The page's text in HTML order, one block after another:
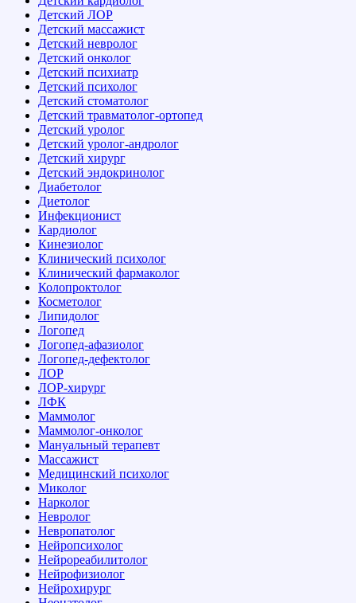
Детский ЛОР
Детский массажист
Детский невролог
Детский онколог
Детский психиатр
Детский психолог
Детский стоматолог
Детский травматолог-ортопед
Детский уролог
Детский уролог-андролог
Детский хирург
Детский эндокринолог
Диабетолог
Диетолог
Инфекционист
Кардиолог
Кинезиолог
Клинический психолог
Клинический фармаколог
Колопроктолог
Косметолог
Липидолог
Логопед
Логопед-афазиолог
Логопед-дефектолог
ЛОР
ЛОР-хирург
ЛФК
Маммолог
Маммолог-онколог
Мануальный терапевт
Массажист
Медицинский психолог
Миколог
Нарколог
Невролог
Невропатолог
Нейропсихолог
Нейрореабилитолог
Нейрофизиолог
Нейрохирург